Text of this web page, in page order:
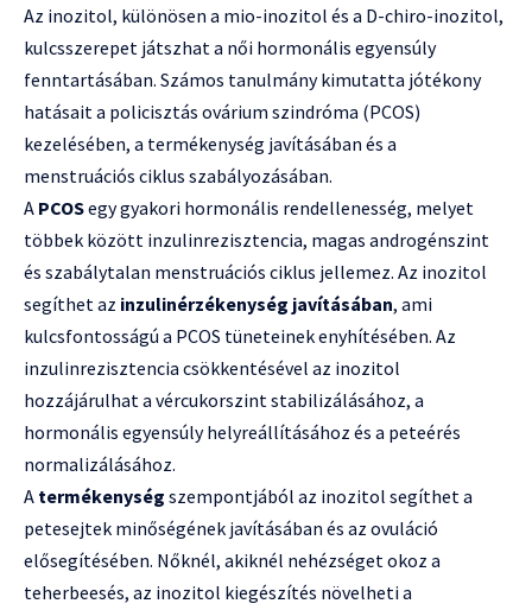
Az inozitol, különösen a mio-inozitol és a D-chiro-inozitol,
kulcsszerepet játszhat a női hormonális egyensúly
fenntartásában. Számos tanulmány kimutatta jótékony
hatásait a policisztás ovárium szindróma (PCOS)
kezelésében, a termékenység javításában és a
menstruációs ciklus szabályozásában.
A PCOSegy gyakori hormonális rendellenesség, melyet
többek között inzulinrezisztencia, magas androgénszint
és szabálytalan menstruációs ciklus jellemez. Az inozitol
segíthet az inzulinérzékenység javításában, ami
kulcsfontosságú a PCOS tüneteinek enyhítésében. Az
inzulinrezisztencia csökkentésével az inozitol
hozzájárulhat a vércukorszint stabilizálásához, a
hormonális egyensúly helyreállításához és a peteérés
normalizálásához.
A termékenység szempontjából az inozitol segíthet a
petesejtek minőségének javításában és az ovuláció
elősegítésében. Nőknél, akiknél nehézséget okoz a
teherbeesés, az inozitol kiegészítés növelheti a